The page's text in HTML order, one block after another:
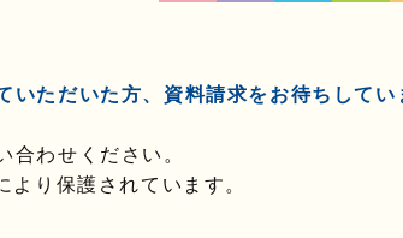
いただいた方、資料請求をお待ちして
わせください。
り保護されています。